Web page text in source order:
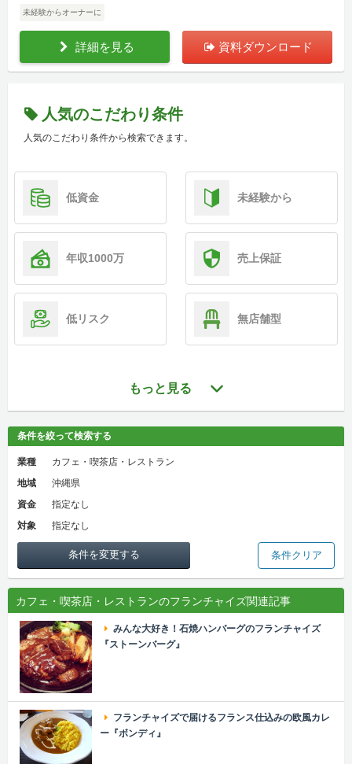
未経験からオーナーに
詳細を見る 資料ダウンロード
人気のこだわり条件
人気のこだわり条件から検索できます。
低資金 未経験から
年収1000万 売上保証
低リスク 無店舗型
もっと見る
条件を絞って検索する
業種
カフェ・喫茶店・レストラン
地域
沖縄県
資金
指定なし
対象
指定なし
条件を変更する 条件クリア
カフェ・喫茶店・レストランのフランチャイズ関連記事
みんな大好き！石焼ハンバーグのフランチャイズ
『ストーンバーグ』
フランチャイズで届けるフランス仕込みの欧風カレ
ー『ボンディ』